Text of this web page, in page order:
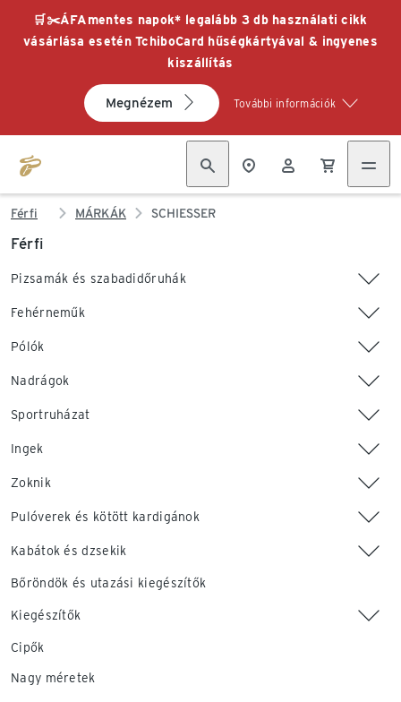
🛒✂️ÁFAmentes napok* legalább 3 db használati cikk
vásárlása esetén TchiboCard hűségkártyával & ingyenes
kiszállítás
Megnézem További információk
Férfi MÁRKÁK SCHIESSER
Férfi
Pizsamák és szabadidőruhák
Fehérneműk
Pólók
Nadrágok
Sportruházat
Ingek
Zoknik
Pulóverek és kötött kardigánok
Kabátok és dzsekik
Bőröndök és utazási kiegészítők
Kiegészítők
Cipők
Nagy méretek